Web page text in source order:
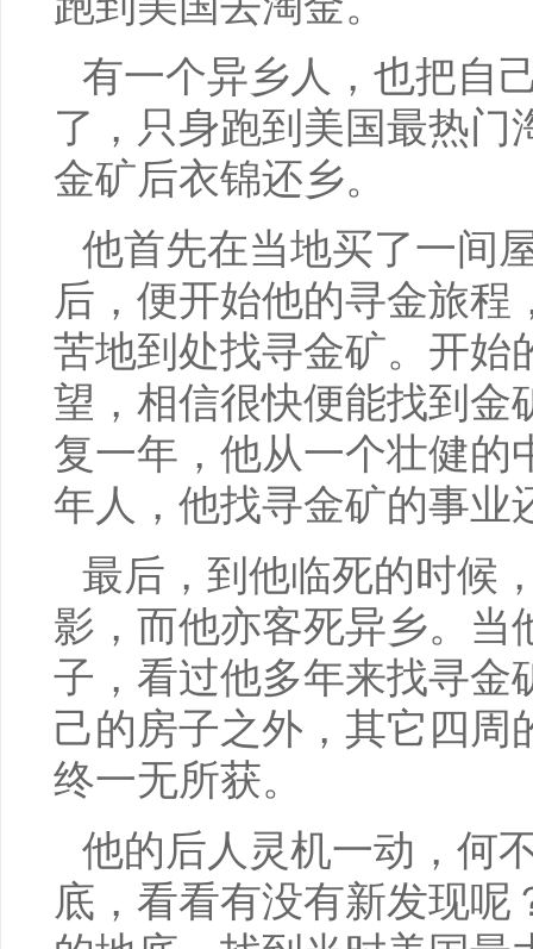
有一个异乡人，也把自
了，只身跑到美国最热门
金矿后衣锦还乡。
他首先在当地买了一间
后，便开始他的寻金旅
苦地到处找寻金矿。开始
望，相信很快便能找到金
复一年，他从一个壮健的
年人，他找寻金矿的事业
最后，到他临死的时候
影，而他亦客死异乡。当
子，看过他多年来找寻金
己的房子之外，其它四周
终一无所获。
他的后人灵机一动，何
底，看看有没有新发现呢